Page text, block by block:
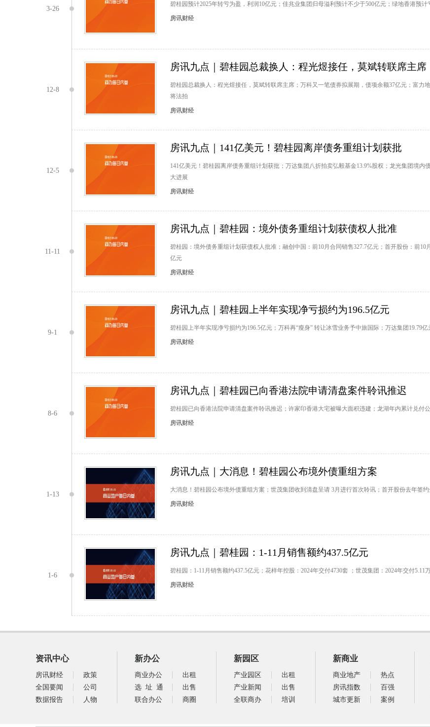
3-26
碧桂园预计2025年转亏为盈，利润10亿元；佳兆业集团归母溢利预计不少于500亿元；绿地香港预计
房讯财经
12-8
房讯九点｜碧桂园总裁换人：程光煜接任，莫斌转联席主席
碧桂园总裁换人：程光煜接任，莫斌转联席主席；万科又一笔债券拟展期，债项余额37亿元；富力
将法拍
房讯财经
12-5
房讯九点｜141亿美元！碧桂园离岸债务重组计划获批
141亿美元！碧桂园离岸债务重组计划获批；万达集团八折拍卖弘毅基金13.9%股权；龙光集团境内
大进展
房讯财经
11-11
房讯九点｜碧桂园：境外债务重组计划获债权人批准
碧桂园：境外债务重组计划获债权人批准；融创中国：前10月合同销售327.7亿元；首开股份：前10
亿元
房讯财经
9-1
房讯九点｜碧桂园上半年实现净亏损约为196.5亿元
碧桂园上半年实现净亏损约为196.5亿元；万科再“瘦身” 转让冰雪业务予中旅国际；万达集团19.79
房讯财经
8-6
房讯九点｜碧桂园已向香港法院申请清盘案件聆讯推迟
碧桂园已向香港法院申请清盘案件聆讯推迟；许家印香港大宅被曝大面积违建；龙湖年内累计兑付
房讯财经
1-13
房讯九点｜大消息！碧桂园公布境外债重组方案
大消息！碧桂园公布境外债重组方案；世茂集团收到清盘呈请 3月进行首次聆讯；首开股份去年签约
房讯财经
1-6
房讯九点｜碧桂园：1-11月销售额约437.5亿元
碧桂园：1-11月销售额约437.5亿元；花样年控股：2024年交付4730套 ；世茂集团：2024年交付5.11
房讯财经
资讯中心
房讯财经
政策
全国要闻
公司
数据报告
人物
新办公
商业办公
出租
选 址 通
出售
联合办公
商圈
新园区
产业园区
出租
产业新闻
出售
全联商办
培训
新商业
商业地产
热点
房讯指数
百强
城市更新
案例